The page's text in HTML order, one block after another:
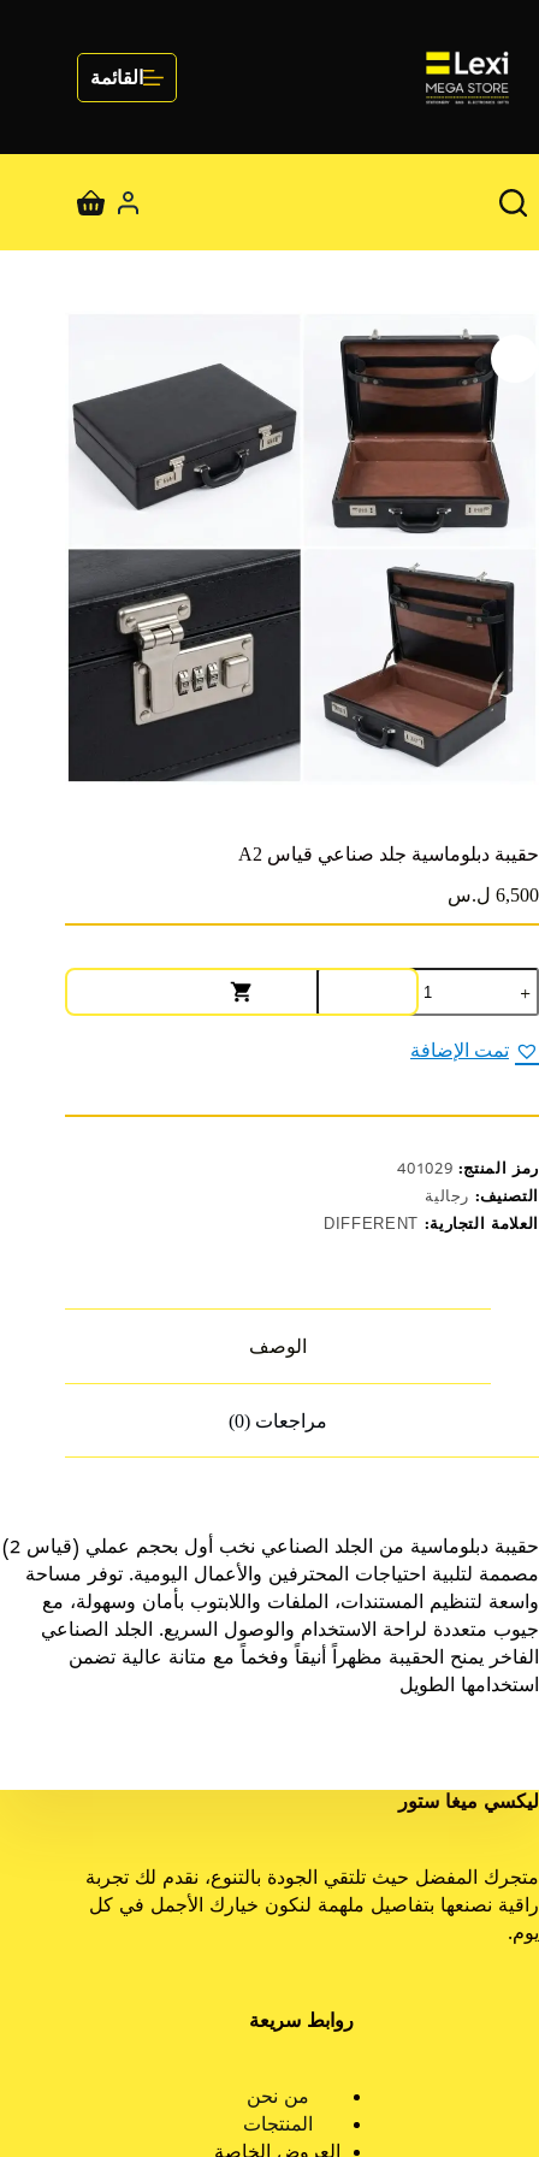
المحتوى
القائمة
عربة
حقيبة دبلوماسية جلد صناعي قياس A2
6,500 ل.س
كمية
حقيبة
دبلوماسية
جلد
صناعي
تمت الإضافة
رمز المنتج: 401029
التصنيف: رجالية
العلامة التجارية: DIFFERENT
الوصف
مراجعات (0)
حقيبة دبلوماسية من الجلد الصناعي نخب أول بحجم عملي (قياس 2)
مصممة لتلبية احتياجات المحترفين والأعمال اليومية. توفر مساحة
واسعة لتنظيم المستندات، الملفات واللابتوب بأمان وسهولة، مع
جيوب متعددة لراحة الاستخدام والوصول السريع. الجلد الصناعي
الفاخر يمنح الحقيبة مظهراً أنيقاً وفخماً مع متانة عالية تضمن
استخدامها الطويل
ليكسي ميغا ستور
متجرك المفضل حيث تلتقي الجودة بالتنوع، نقدم لك تجربة
راقية نصنعها بتفاصيل ملهمة لنكون خيارك الأجمل في كل
يوم.
روابط سريعة
من نحن
المنتجات